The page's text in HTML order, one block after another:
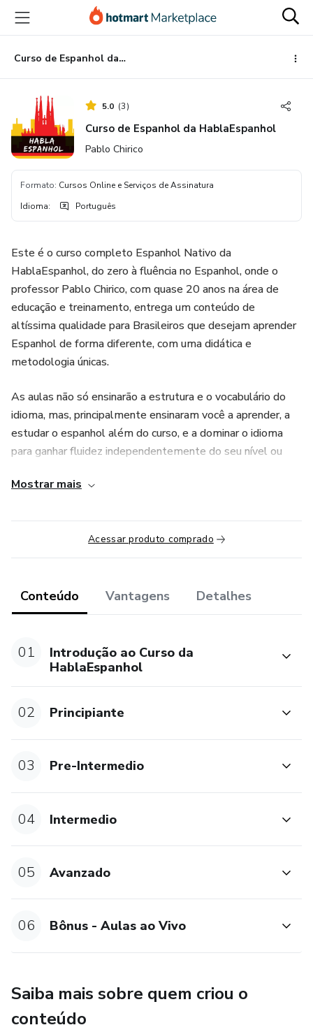
para
conteúdo
principal
para
pagamento
para
rodapé
Curso de Espanhol da HablaEspanhol
5.0 (3)
Curso de Espanhol da HablaEspanhol
Pablo Chirico
Formato: Cursos Online e Serviços de Assinatura
Idioma: Português
Este é o curso completo Espanhol Nativo da
HablaEspanhol, do zero à fluência no Espanhol, onde o
professor Pablo Chirico, com quase 20 anos na área de
educação e treinamento, entrega um conteúdo de
altíssima qualidade para Brasileiros que desejam aprender
Espanhol de forma diferente, com uma didática e
metodologia únicas.
As aulas não só ensinarão a estrutura e o vocabulário do
idioma, mas, principalmente ensinaram você a aprender, a
estudar o espanhol além do curso, e a dominar o idioma
para ganhar fluidez independentemente do seu nível ou
Mostrar mais
Acessar produto comprado
Conteúdo Vantagens Detalhes
01
Introdução ao Curso da
HablaEspanhol
02 Principiante
03 Pre-Intermedio
04 Intermedio
05 Avanzado
06 Bônus - Aulas ao Vivo
Saiba mais sobre quem criou o
conteúdo